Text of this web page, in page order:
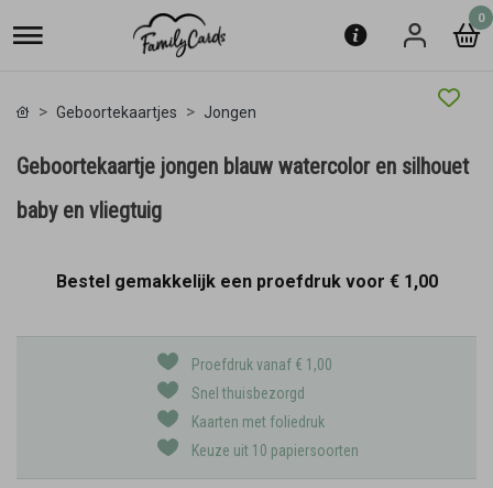
0
Geboortekaartjes Jongen
Geboortekaartje jongen blauw watercolor en silhouet
baby en vliegtuig
Bestel gemakkelijk een proefdruk voor € 1,00
Proefdruk vanaf € 1,00
Snel thuisbezorgd
Kaarten met foliedruk
Keuze uit 10 papiersoorten